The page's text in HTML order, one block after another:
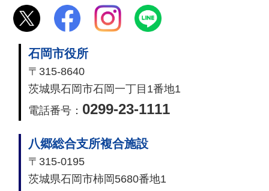
石岡市役所
〒315-8640
茨城県石岡市石岡一丁目1番地1
電話番号： 0299-23-1111
八郷総合支所複合施設
〒315-0195
茨城県石岡市柿岡5680番地1